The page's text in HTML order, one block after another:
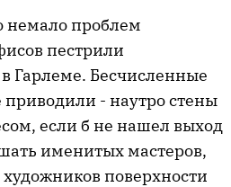
немало проблем
пестрили
Гарлеме. Бесчисленные
- наутро стены
если б не нашел выход
именитых мастеров,
поверхности